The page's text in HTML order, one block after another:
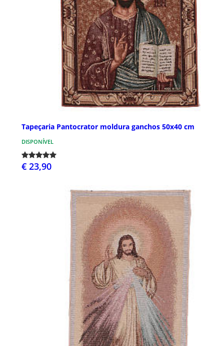
Tapeçaria Pantocrator moldura ganchos 50x40 cm
DISPONÍVEL
€ 23,90